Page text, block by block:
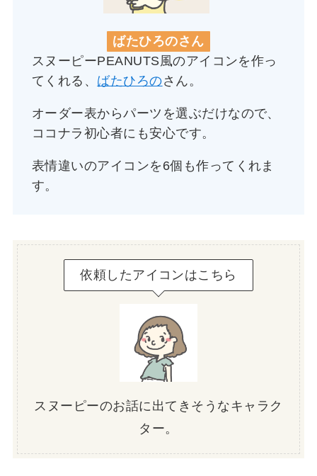
ばたひろのさん
スヌーピーPEANUTS風のアイコンを作っ
てくれる、 ばたひろのさん。
オーダー表からパーツを選ぶだけなので、
ココナラ初心者にも安心です。
表情違いのアイコンを6個も作ってくれま
す。
依頼したアイコンはこちら
スヌーピーのお話に出てきそうなキャラク
ター。